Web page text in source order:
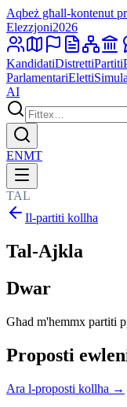
Aqbeż għall-kontenut
Elezzjoni2026
KandidatiDistrettiPartiti
ParlamentariEletti
AI
ENMT
TAL
Il-partiti kollha
Tal-Ajkla
Dwar
Għad m'hemmx partiti
Proposti
Ara l-proposti kollha →